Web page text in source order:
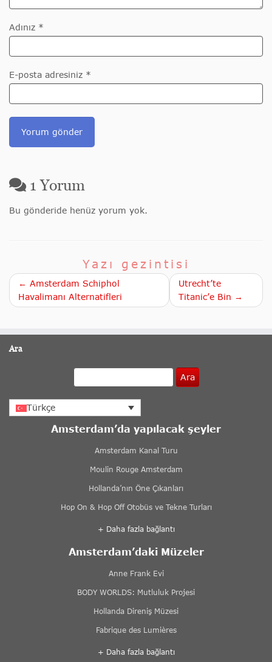
Adınız *
E-posta adresiniz *
1 Yorum
Bu gönderide henüz yorum yok.
Yazı gezintisi
← Amsterdam Schiphol
Havalimanı Alternatifleri
Utrecht’te
Titanic’e Bin →
Ara
Ara
Türkçe
Amsterdam’da yapılacak şeyler
Amsterdam Kanal Turu
Moulin Rouge Amsterdam
Hollanda’nın Öne Çıkanları
Hop On & Hop Off Otobüs ve Tekne Turları
+ Daha fazla bağlantı
Amsterdam’daki Müzeler
Anne Frank Evi
BODY WORLDS: Mutluluk Projesi
Hollanda Direniş Müzesi
Fabrique des Lumières
+ Daha fazla bağlantı